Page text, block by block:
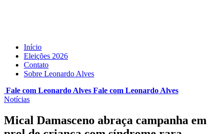
Início
Eleições 2026
Contato
Sobre Leonardo Alves
Fale com Leonardo Alves Fale com Leonardo Alves
Notícias
Mical Damasceno abraça campanha em